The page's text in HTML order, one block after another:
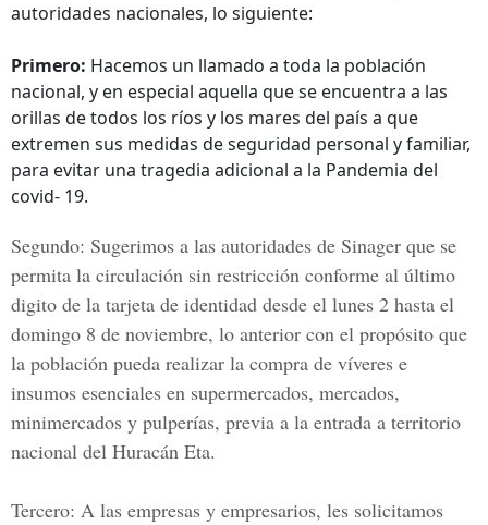
autoridades nacionales, lo siguiente:
Primero: Hacemos un llamado a toda la población
nacional, y en especial aquella que se encuentra a las
orillas de todos los ríos y los mares del país a que
extremen sus medidas de seguridad personal y familiar,
para evitar una tragedia adicional a la Pandemia del
covid- 19.
Segundo: Sugerimos a las autoridades de Sinager que se
permita la circulación sin restricción conforme al último
digito de la tarjeta de identidad desde el lunes 2 hasta el
domingo 8 de noviembre, lo anterior con el propósito que
la población pueda realizar la compra de víveres e
insumos esenciales en supermercados, mercados,
minimercados y pulperías, previa a la entrada a territorio
nacional del Huracán Eta.
Tercero: A las empresas y empresarios, les solicitamos